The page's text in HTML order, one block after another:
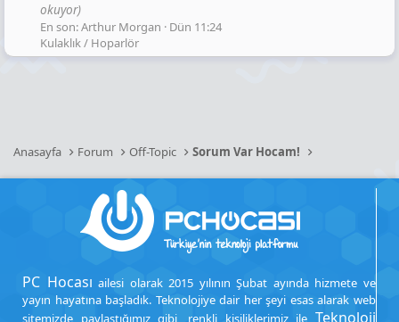
okuyor)
En son: Arthur Morgan
Dün 11:24
Kulaklık / Hoparlör
Anasayfa Forum Off-Topic Sorum Var Hocam!
PC Hocası ailesi olarak 2015 yılının Şubat ayında hizmete ve
yayın hayatına başladık. Teknolojiye dair her şeyi esas alarak web
sitemizde paylaştığımız gibi, renkli kişiliklerimiz ile Teknoloji